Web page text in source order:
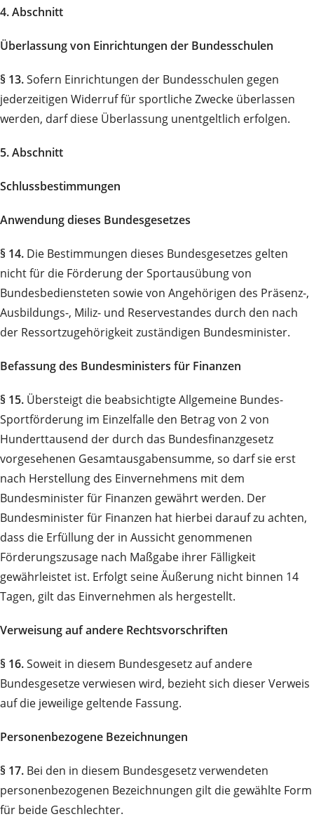
4. Abschnitt
Überlassung von Einrichtungen der Bundesschulen
§ 13.Sofern Einrichtungen der Bundesschulen gegen
jederzeitigen Widerruf für sportliche Zwecke überlassen
werden, darf diese Überlassung unentgeltlich erfolgen.
5. Abschnitt
Schlussbestimmungen
Anwendung dieses Bundesgesetzes
§ 14. Die Bestimmungen dieses Bundesgesetzes gelten
nicht für die Förderung der Sportausübung von
Bundesbediensteten sowie von Angehörigen des Präsenz-,
Ausbildungs-, Miliz- und Reservestandes durch den nach
der Ressortzugehörigkeit zuständigen Bundesminister.
Befassung des Bundesministers für Finanzen
§ 15. Übersteigt die beabsichtigte Allgemeine Bundes-
Sportförderung im Einzelfalle den Betrag von 2 von
Hunderttausend der durch das Bundesfinanzgesetz
vorgesehenen Gesamtausgabensumme, so darf sie erst
nach Herstellung des Einvernehmens mit dem
Bundesminister für Finanzen gewährt werden. Der
Bundesminister für Finanzen hat hierbei darauf zu achten,
dass die Erfüllung der in Aussicht genommenen
Förderungszusage nach Maßgabe ihrer Fälligkeit
gewährleistet ist. Erfolgt seine Äußerung nicht binnen 14
Tagen, gilt das Einvernehmen als hergestellt.
Verweisung auf andere Rechtsvorschriften
§ 16.Soweit in diesem Bundesgesetz auf andere
Bundesgesetze verwiesen wird, bezieht sich dieser Verweis
auf die jeweilige geltende Fassung.
Personenbezogene Bezeichnungen
§ 17. Bei den in diesem Bundesgesetz verwendeten
personenbezogenen Bezeichnungen gilt die gewählte Form
für beide Geschlechter.